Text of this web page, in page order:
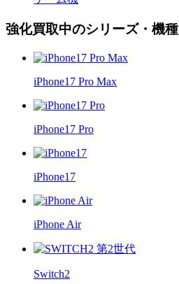
強化買取中のシリーズ・機種
iPhone17 Pro Max
iPhone17 Pro
iPhone17
iPhone Air
Switch2